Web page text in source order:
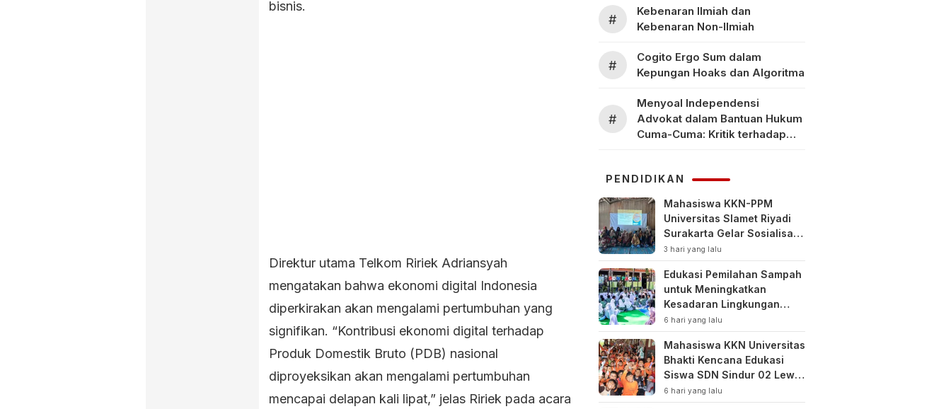
bisnis.
Direktur utama Telkom Ririek Adriansyah
mengatakan bahwa ekonomi digital Indonesia
diperkirakan akan mengalami pertumbuhan yang
signifikan. “Kontribusi ekonomi digital terhadap
Produk Domestik Bruto (PDB) nasional
diproyeksikan akan mengalami pertumbuhan
mencapai delapan kali lipat,” jelas Ririek pada acara
#
Kebenaran Ilmiah dan
Kebenaran Non-Ilmiah
#
Cogito Ergo Sum dalam
Kepungan Hoaks dan Algoritma
#
Menyoal Independensi
Advokat dalam Bantuan Hukum
Cuma-Cuma: Kritik terhadap
PENDIDIKAN
Mahasiswa KKN-PPM
Universitas Slamet Riyadi
Surakarta Gelar Sosialisasi
Pengelolaan Keuangan
Keluarga
3 hari yang lalu
Edukasi Pemilahan Sampah
untuk Meningkatkan
Kesadaran Lingkungan
Sejak Dini di SDN Pacul 1
dan TK Kartini
6 hari yang lalu
Mahasiswa KKN Universitas
Bhakti Kencana Edukasi
Siswa SDN Sindur 02 Lewat
Program SIGERCEP
6 hari yang lalu